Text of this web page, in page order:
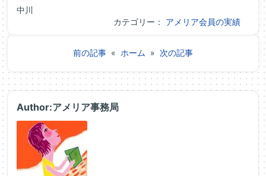
中川
カテゴリー： アメリア会員の実績
前の記事 « ホーム » 次の記事
Author:アメリア事務局